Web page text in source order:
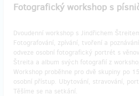
Fotografický workshop s
Dvoudenní workshop s Jindřichem
Fotografování, zpívání, tvoření a
odveze osobní fotografický portrét s
Štreita a album svých fotografií z
Workshop proběhne pro dvě skupiny po
osobní přístup. Ubytování, stravování,
Těšíme se na setkání.